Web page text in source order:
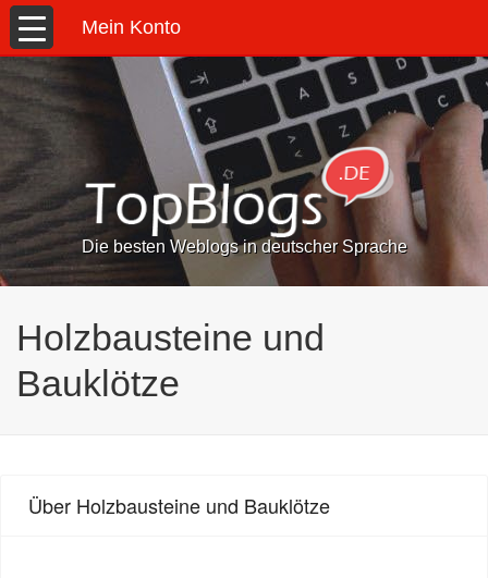
Mein Konto
Die besten Weblogs in deutscher Sprache
Holzbausteine und
Bauklötze
Über Holzbausteine und Bauklötze